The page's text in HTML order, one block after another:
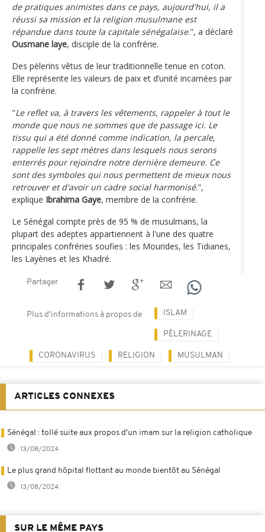
de pratiques animistes dans ce pays, aujourd'hui, il a
réussi sa mission et la religion musulmane est
répandue dans toute la capitale sénégalaise.", a déclaré
Ousmane laye, disciple de la confrérie.
Des pèlerins vêtus de leur traditionnelle tenue en coton.
Elle représente les valeurs de paix et d’unité incarnées par
la confrérie.
"Le reflet va, à travers les vêtements, rappeler à tout le
monde que nous ne sommes que de passage ici. Le
tissu qui a été donné comme indication, la percale,
rappelle les sept mètres dans lesquels nous serons
enterrés pour rejoindre notre dernière demeure. Ce
sont des symboles qui nous permettent de mieux nous
retrouver et d'avoir un cadre social harmonisé.",
explique Ibrahima Gaye, membre de la confrérie.
Le Sénégal compte près de 95 % de musulmans, la
plupart des adeptes appartiennent à l'une des quatre
principales confréries soufies : les Mourides, les Tidianes,
les Layènes et les Khadré.
Partager
Plus d'informations à propos de ISLAM
PÈLERINAGE
CORONAVIRUS RELIGION MUSULMAN
ARTICLES CONNEXES
Sénégal : tollé suite aux propos d'un imam sur la religion catholique
13/08/2024
Le plus grand hôpital flottant au monde bientôt au Sénégal
13/08/2024
SUR LE MÊME PAYS